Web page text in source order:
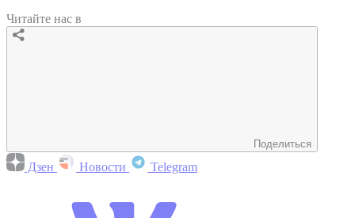
Читайте нас в
Поделиться
Дзен Новости Telegram